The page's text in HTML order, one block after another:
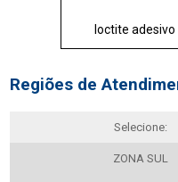
loctite
Regiões de
Selecione:
ZONA SUL